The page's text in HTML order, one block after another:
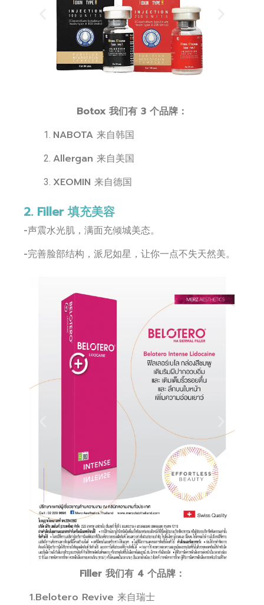
Botox 我们有 3 个品牌：
NABOTA 来自韩国
Allergan 来自美国
XEOMIN 来自德国
2. Filler 填充美容
-声震水光肌，满面充倾城美态。
-完善脸部结构，派尼如星，让你一点不失天然美。
Filler 我们有 4 个品牌：
1.Belotero Revive 来自瑞士